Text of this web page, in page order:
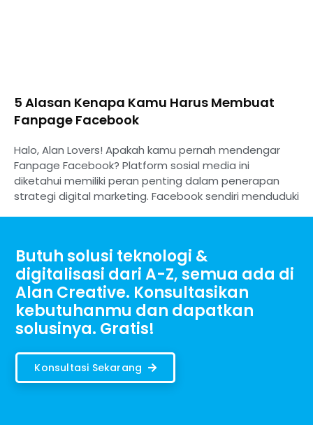
5 Alasan Kenapa Kamu Harus Membuat
Fanpage Facebook
Halo, Alan Lovers! Apakah kamu pernah mendengar
Fanpage Facebook? Platform sosial media ini
diketahui memiliki peran penting dalam penerapan
strategi digital marketing. Facebook sendiri menduduki
Butuh solusi teknologi &
digitalisasi dari A-Z, semua ada di
Alan Creative. Konsultasikan
kebutuhanmu dan dapatkan
solusinya. Gratis!
Konsultasi Sekarang